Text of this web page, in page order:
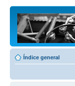
Índice general